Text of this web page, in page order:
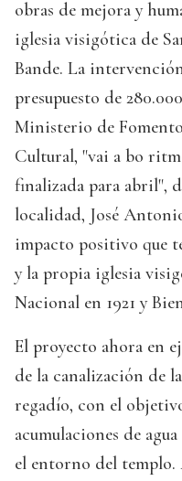
obras de mejora y
iglesia visigótica de
Bande. La
presupuesto de
Ministerio de
Cultural, "vai a bo
finalizada para abril",
localidad, José
impacto positivo que
y la propia iglesia
Nacional en 1921 y
El proyecto ahora en
de la canalización de
regadío, con el
acumulaciones de
el entorno del templo.